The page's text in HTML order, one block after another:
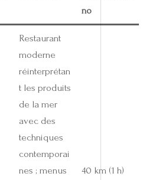
no
Restaurant
moderne
réinterprétan
t les produits
de la mer
avec des
techniques
contemporai
nes ; menus
40 km (1 h)